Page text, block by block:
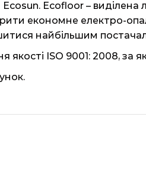
Ecofloor – виділена
економне електро-
найбільшим
якості ISO 9001: 2008, за